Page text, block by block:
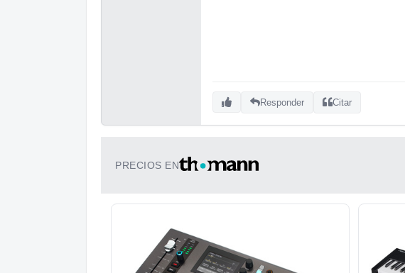
Responder Citar
PRECIOS EN